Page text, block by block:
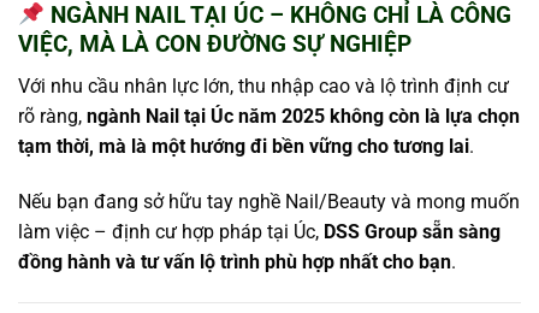
NGÀNH NAIL TẠI ÚC – KHÔNG CHỈ LÀ CÔNG
VIỆC, MÀ LÀ CON ĐƯỜNG SỰ NGHIỆP
Với nhu cầu nhân lực lớn, thu nhập cao và lộ trình định cư
rõ ràng, ngành Nail tại Úc năm 2025 không còn là lựa chọn
tạm thời, mà là một hướng đi bền vững cho tương lai.
Nếu bạn đang sở hữu tay nghề Nail/Beauty và mong muốn
làm việc – định cư hợp pháp tại Úc, DSS Group sẵn sàng
đồng hành và tư vấn lộ trình phù hợp nhất cho bạn.